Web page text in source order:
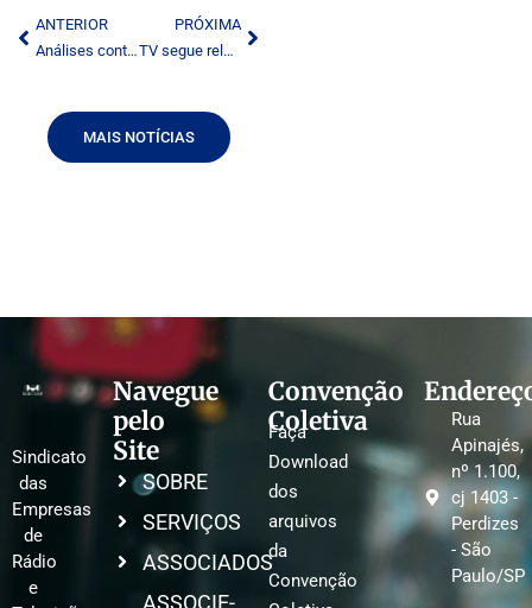
ANTERIOR
Análises continuam apontando que o rádio domina o universo de áudio com publicidade
PRÓXIMA
TV segue relevante: em 2021, mais de 205 milhões de pessoas assistiram aos canais lineares
MAIS NOTÍCIAS
Sindicato
das
Empresas
de
Rádio
e
Navegue
pelo
Site
SOBRE
SERVIÇOS
ASSOCIADOS
ASSOCIE-
Convenção
Coletiva
Faça
Download
dos
arquivos
da
Convenção
Rua
Apinajés,
nº 1.100,
cj 1403 -
Perdizes
- São
Paulo/SP